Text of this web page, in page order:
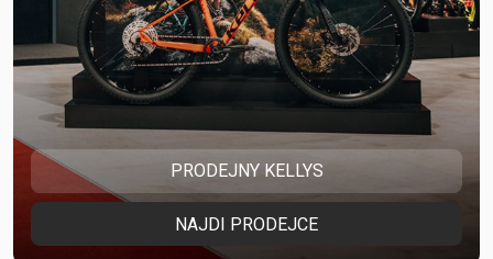
PRODEJNY KELLYS
NAJDI PRODEJCE